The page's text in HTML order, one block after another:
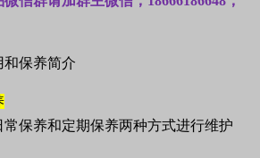
保养和定期保养两种方式进行维护